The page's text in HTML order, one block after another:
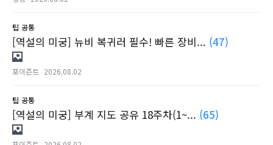
팁 공통
[역설의 미궁] 뉴비 복귀러 필수! 빠른 장비... (47)
포이즌트 2026.08.02
팁 공통
[역설의 미궁] 부계 지도 공유 18주차(1~... (65)